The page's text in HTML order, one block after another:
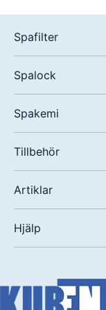
Spafilter
Spalock
Spakemi
Tillbehör
Artiklar
Hjälp